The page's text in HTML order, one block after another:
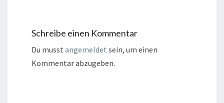
Schreibe einen Kommentar
Du musst angemeldet sein, um einen
Kommentar abzugeben.